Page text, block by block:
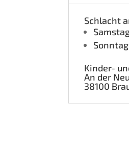
Schlacht
Kin­der-
An der
38100